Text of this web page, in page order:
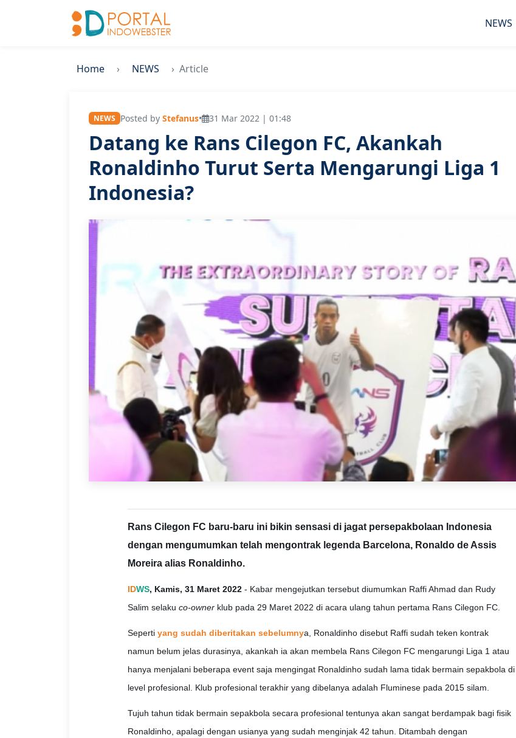
NEWS
Home NEWS Article
NEWS Posted by Stefanus• 31 Mar 2022 | 01:48
Datang ke Rans Cilegon FC, Akankah
Ronaldinho Turut Serta Mengarungi Liga 1
Indonesia?
Rans Cilegon FC baru-baru ini bikin sensasi di jagat persepakbolaan Indonesia
dengan mengumumkan telah mengontrak legenda Barcelona, Ronaldo de Assis
Moreira alias Ronaldinho.
IDWS, Kamis, 31 Maret 2022- Kabar mengejutkan tersebut diumumkan Raffi Ahmad dan Rudy
Salim selaku co-ownerklub pada 29 Maret 2022 di acara ulang tahun pertama Rans Cilegon FC.
Seperti yang sudah diberitakan sebelumnya, Ronaldinho disebut Raffi sudah teken kontrak
namun belum jelas durasinya, akankah ia akan membela Rans Cilegon FC mengarungi Liga 1 atau
hanya menjalani beberapa event saja mengingat Ronaldinho sudah lama tidak bermain sepakbola di
level profesional. Klub profesional terakhir yang dibelanya adalah Fluminese pada 2015 silam.
Tujuh tahun tidak bermain sepakbola secara profesional tentunya akan sangat berdampak bagi fisik
Ronaldinho, apalagi dengan usianya yang sudah menginjak 42 tahun. Ditambah dengan